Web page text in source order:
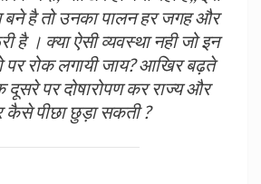
बने है तो उनका पालन हर जगह और
है । क्या ऐसी व्यवस्था नही जो इन
पर रोक लगायी जाय? आखिर बढ़ते
पर दोषारोपण कर राज्य और
कैसे पीछा छुड़ा सकती ?